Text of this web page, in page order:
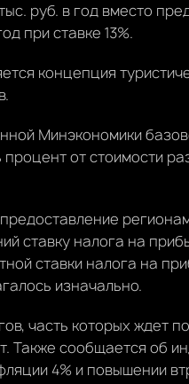
руб. в год вместо
при ставке 13%.
концепция
Минэкономики
процент от стоимости
ставку налога на
ставки налога на
изначально.
часть которых ждет
Также сообщается об
4% и повышении